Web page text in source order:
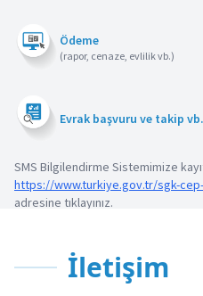
Ödeme
(rapor, cenaze, evlilik vb.)
Evrak başvuru ve takip vb.
SMS Bilgilendirme Sistemimize
https://www.turkiye.gov.tr/sgk-
adresine tıklayınız.
İletişim